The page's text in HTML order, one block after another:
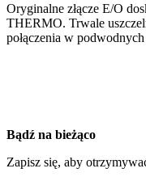
Oryginalne złącze E/O
THERMO. Trwale
połączenia w
Bądź na bieżąco
Zapisz się, aby